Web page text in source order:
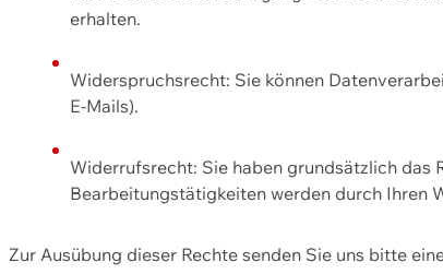
erhalten.
Widerspruchsrecht: Sie können
E-Mails).
Widerrufsrecht: Sie haben grundsätzlich das
Bearbeitungstätigkeiten werden durch Ihren
Zur Ausübung dieser Rechte senden Sie uns bitte